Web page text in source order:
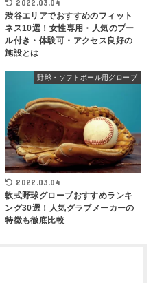
2022.03.04
渋谷エリアでおすすめのフィット
ネス10選！女性専用・人気のプー
ル付き・体験可・アクセス良好の
施設とは
野球・ソフトボール用グローブ
2022.03.04
軟式野球グローブおすすめランキ
ング30選！人気グラブメーカーの
特徴も徹底比較